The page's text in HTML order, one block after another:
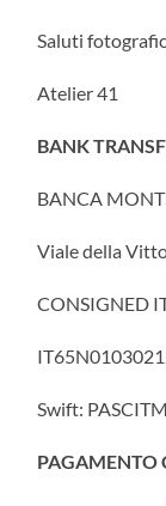
Saluti
Atelier 41
BANK
BANCA
Viale della
CONSIGNED
Swift:
PAGAMENTO